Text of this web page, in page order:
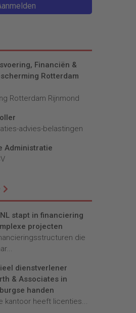
Financiën &
Rotterdam
Rotterdam Rijnmond
advies-belastingen
Administratie
stapt in financiering
projecten
die
dienstverlener
& Associates in
handen
kantoor heeft licenties...